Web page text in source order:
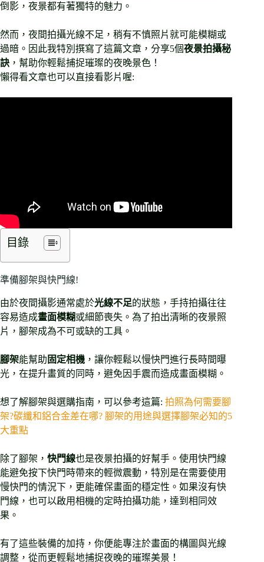
倒影，夜景都有著獨特的魅力。
然而，夜間拍攝光線不足，稍有不慎照片就可能模糊或
過暗。因此我特別撰寫了這篇文章，分享5個夜景拍攝秘
訣 ，幫助你輕鬆捕捉璀璨的夜晚景色！
懶得看文章也可以直接看影片喔:
目錄
準備腳架與快門線!
由於夜間攝影通常處於光線不足的狀態，手持拍攝往往
容易造成畫面模糊或細節喪失。為了拍出清晰的夜景照
片，腳架成為不可或缺的工具。
腳架能幫助 固定相機 ，讓你輕鬆以慢快門進行長時間曝
光，在提升畫質的同時，避免因手震而造成畫面模糊。
想了解腳架與選購指南，可以參考這篇: 拍照為何需要腳
架?碳纖和鋁合金差在哪? 腳架的用途與選擇腳架必知的5
大重點
除了腳架， 快門線也是夜景拍攝的好幫手。使用快門線
能避免按下快門時帶來的輕微震動，特別是在需要使用
慢快門的情況下，更能確保畫面的穩定性。如果沒有快
門線，也可以啟用相機的定時拍攝功能，達到相同效
果。
有了這些裝備的加持，你便能專注於畫面的構圖與光線
調整，從而更輕鬆地捕捉夜晚的璀璨美景！